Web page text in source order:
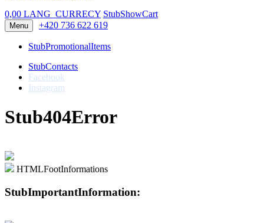
0,00 LANG_CURRECY StubShowCart
Menu +420 736 622 619
StubPromotionalItems
StubContacts
Facebook
Instagram
Stub404Error
HTMLFootInformations
StubImportantInformation: